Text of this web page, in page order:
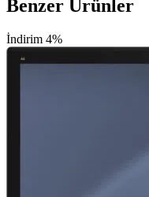
Benzer Ürünler
İndirim 4%